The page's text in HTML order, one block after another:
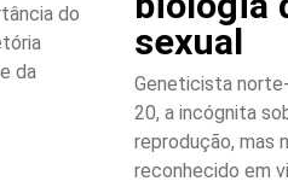
do
da
sexual
Geneticista
20, a incógnita
reprodução, mas
reconhecido em